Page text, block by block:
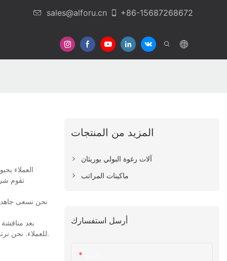
sales@alforu.cn +86-15687268672
العملاء
بعد مناقشة
للعملاء. نحن نرتب بانتظام ونعقد ندوات لخدمة العملاء ، وننظم دورات تدريبية تستهدف قضايا محددة ، مثل كيفية التفاعل مع العملاء من خلال الهاتف أو عبر البريد الإلكتروني.
المزيد من المنتجات
آلات رغوة البولي يوريثان
ماكينات المراتب
أرسل استفسارك